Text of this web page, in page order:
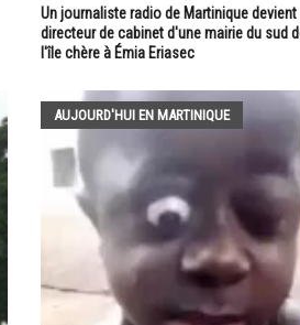
Un journaliste radio de Martinique devient
directeur de cabinet d'une mairie du sud
l'île chère à Émia Eriasec
AUJOURD'HUI EN MARTINIQUE